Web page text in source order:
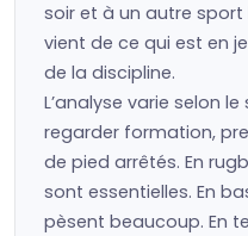
soir et à un autre sport
vient de ce qui est en
de la discipline.
L’analyse varie selon
regarder formation,
de pied arrêtés. En
sont essentielles. En
pèsent beaucoup. En